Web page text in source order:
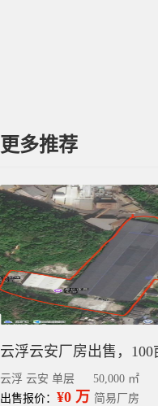
更多推荐
云浮 云安 单层
50,000 ㎡
出售报价： ¥0 万 简易厂房